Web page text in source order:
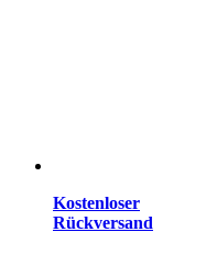
Kostenloser
Rückversand